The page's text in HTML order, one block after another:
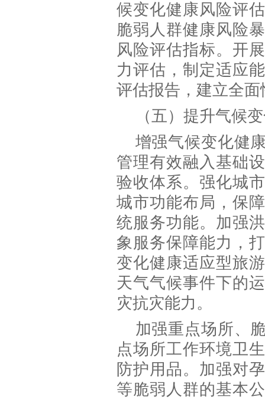
候变化健康风险评
脆弱人群健康风险
风险评估指标。开
力评估，制定适应
评估报告，建立全
（五）提升气候
增强气候变化健
管理有效融入基础
验收体系。强化城
城市功能布局，保
统服务功能。加强
象服务保障能力，
变化健康适应型旅
天气气候事件下的
灾抗灾能力。
加强重点场所、
点场所工作环境卫
防护用品。加强对
等脆弱人群的基本